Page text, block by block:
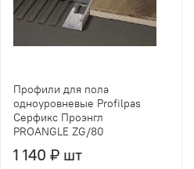
Профили для пола
одноуровневые Profilpas
Серфикс Проэнгл
PROANGLE ZG/80
1 140 ₽ шт